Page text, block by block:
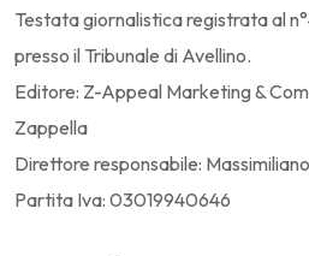
Testata giornalistica registrata al
presso il Tribunale di Avellino.
Editore: Z-Appeal Marketing &
Zappella
Direttore responsabile:
Partita Iva: 03019940646